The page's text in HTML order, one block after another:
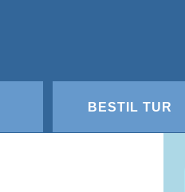
BESTIL TUR